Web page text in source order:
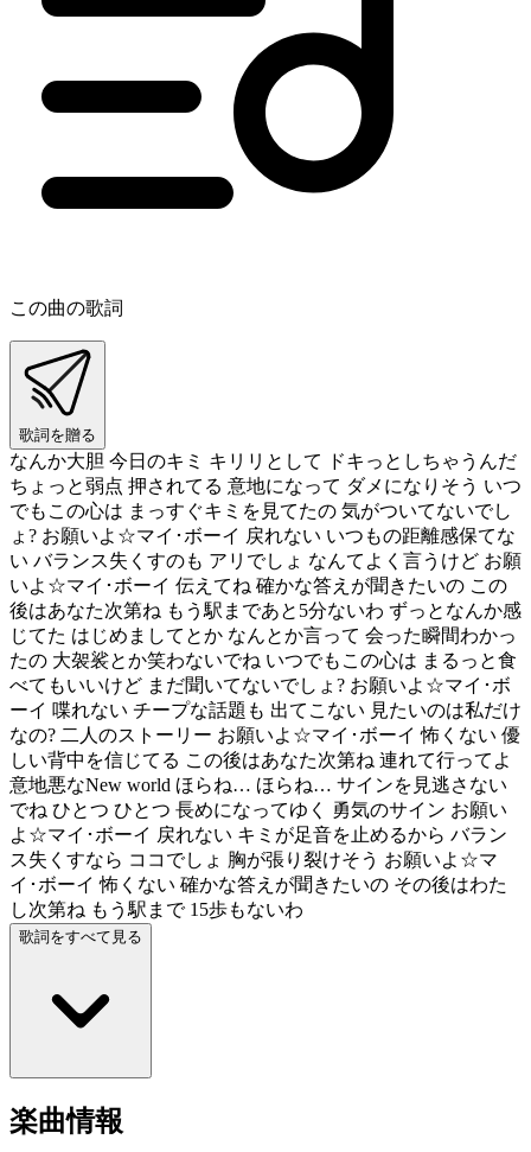
この曲の歌詞
歌詞を贈る
なんか大胆 今日のキミ キリリとして ドキっとしちゃうんだ
ちょっと弱点 押されてる 意地になって ダメになりそう いつ
でもこの心は まっすぐキミを見てたの 気がついてないでし
ょ? お願いよ☆マイ･ボーイ 戻れない いつもの距離感保てな
い バランス失くすのも アリでしょ なんてよく言うけど お願
いよ☆マイ･ボーイ 伝えてね 確かな答えが聞きたいの この
後はあなた次第ね もう駅まであと5分ないわ ずっとなんか感
じてた はじめましてとか なんとか言って 会った瞬間わかっ
たの 大袈裟とか笑わないでね いつでもこの心は まるっと食
べてもいいけど まだ聞いてないでしょ? お願いよ☆マイ･ボ
ーイ 喋れない チープな話題も 出てこない 見たいのは私だけ
なの? 二人のストーリー お願いよ☆マイ･ボーイ 怖くない 優
しい背中を信じてる この後はあなた次第ね 連れて行ってよ
意地悪なNew world ほらね… ほらね… サインを見逃さない
でね ひとつ ひとつ 長めになってゆく 勇気のサイン お願い
よ☆マイ･ボーイ 戻れない キミが足音を止めるから バラン
ス失くすなら ココでしょ 胸が張り裂けそう お願いよ☆マ
イ･ボーイ 怖くない 確かな答えが聞きたいの その後はわた
し次第ね もう駅まで 15歩もないわ
歌詞をすべて見る
楽曲情報